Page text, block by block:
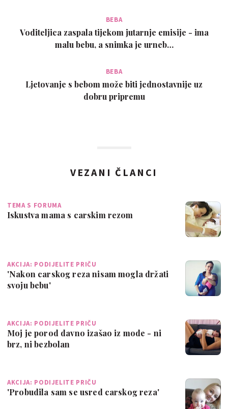
BEBA
Voditeljica zaspala tijekom jutarnje emisije - ima
malu bebu, a snimka je urneb…
BEBA
Ljetovanje s bebom može biti jednostavnije uz
dobru pripremu
VEZANI ČLANCI
TEMA S FORUMA
Iskustva mama s carskim rezom
AKCIJA: PODIJELITE PRIČU
'Nakon carskog reza nisam mogla držati
svoju bebu'
AKCIJA: PODIJELITE PRIČU
Moj je porod davno izašao iz mode - ni
brz, ni bezbolan
AKCIJA: PODIJELITE PRIČU
'Probudila sam se usred carskog reza'